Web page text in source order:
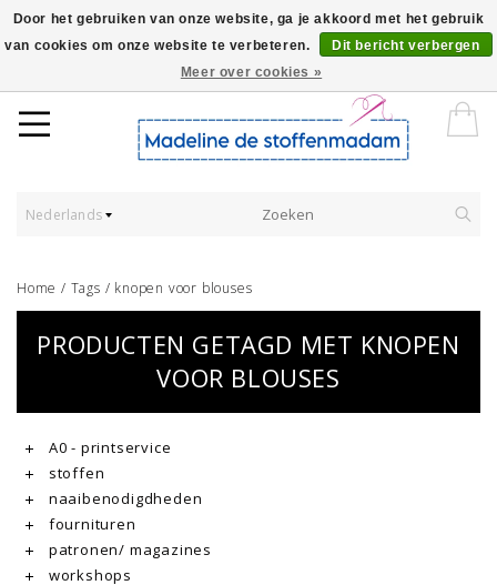
Worldwide Shipping - Onze stoffen worden verkocht per 10 cm.
Nederlands
Home / Tags / knopen voor blouses
PRODUCTEN GETAGD MET KNOPEN
VOOR BLOUSES
A0 - printservice
stoffen
naaibenodigdheden
fournituren
patronen/ magazines
workshops
Door het gebruiken van onze website, ga je akkoord met het gebruik
van cookies om onze website te verbeteren.
Dit bericht verbergen
Meer over cookies »